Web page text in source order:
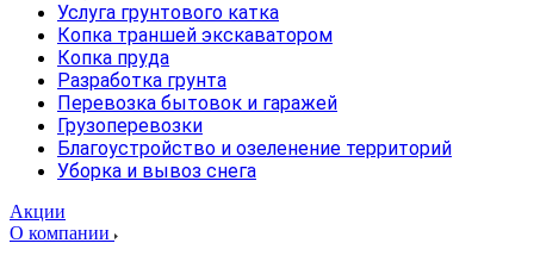
Услуга грунтового катка
Копка траншей экскаватором
Копка пруда
Разработка грунта
Перевозка бытовок и гаражей
Грузоперевозки
Благоустройство и озеленение территорий
Уборка и вывоз снега
Акции
О компании